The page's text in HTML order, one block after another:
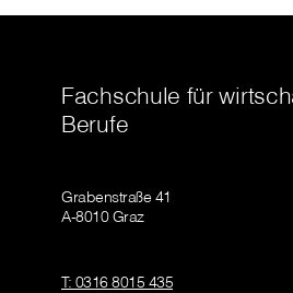
Fachschule für
Berufe
Grabenstraße 41
A-8010 Graz
T: 0316 8015 435